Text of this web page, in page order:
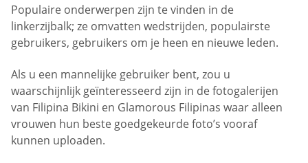
Populaire onderwerpen zijn te vinden in de
linkerzijbalk; ze omvatten wedstrijden, populairste
gebruikers, gebruikers om je heen en nieuwe leden.
Als u een mannelijke gebruiker bent, zou u
waarschijnlijk geïnteresseerd zijn in de fotogalerijen
van Filipina Bikini en Glamorous Filipinas waar alleen
vrouwen hun beste goedgekeurde foto’s vooraf
kunnen uploaden.